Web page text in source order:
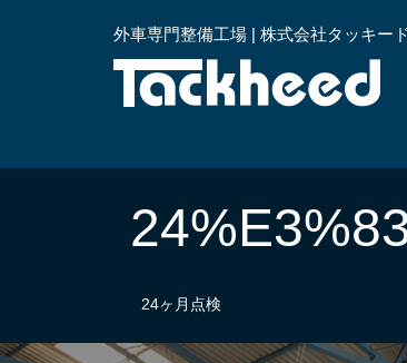
外車専門整備工場 | 株式会社タッキード
24ヶ月点検